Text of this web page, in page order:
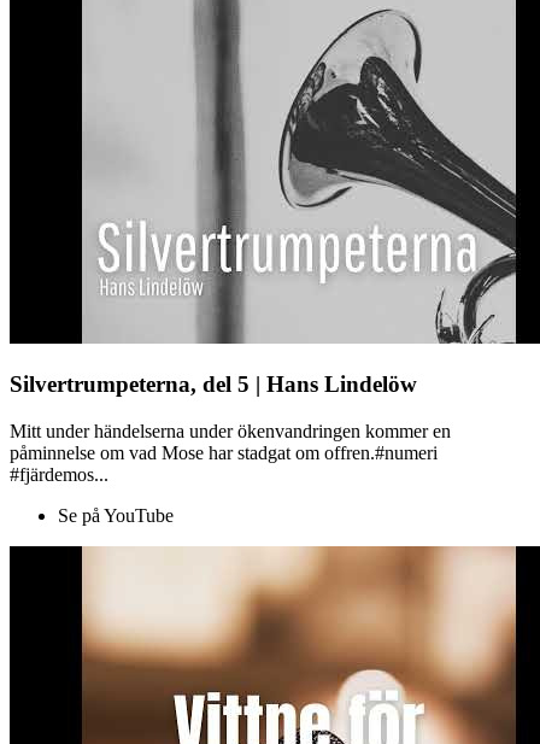
Silvertrumpeterna, del 5 | Hans Lindelöw
Mitt under händelserna under ökenvandringen kommer en
påminnelse om vad Mose har stadgat om offren.#numeri
#fjärdemos...
Se på YouTube